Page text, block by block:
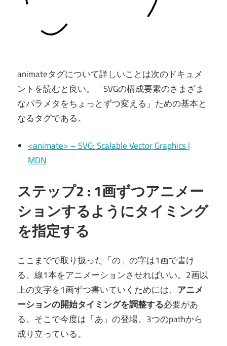
animateタグについて詳しいことは次のドキュメ
ントを読むと良い。「SVGの構成要素のさまざま
なパラメタをちょっとずつ変える」ための基本と
なるタグである。
<animate> – SVG: Scalable Vector Graphics |
MDN
ステップ2 : 1画ずつアニメー
ションするようにタイミング
を指定する
ここまでで取り扱った「の」の字は1画で書け
る。線1本をアニメーションさせればいい。2画以
上の文字を1画ずつ書いていくためには、 アニメ
ーションの開始タイミングを調整する必要があ
る。そこで今度は「あ」の登場。3つのpathから
成り立っている。